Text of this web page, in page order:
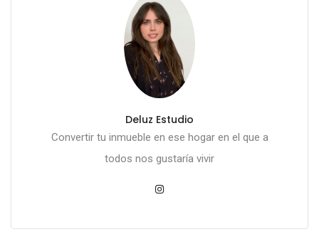
Deluz Estudio
Convertir tu inmueble en ese hogar en el que a
todos nos gustaría vivir